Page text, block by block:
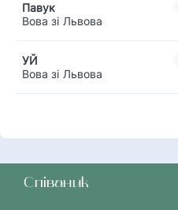
Павук
Вова зі Львова
УЙ
Вова зі Львова
Співаник